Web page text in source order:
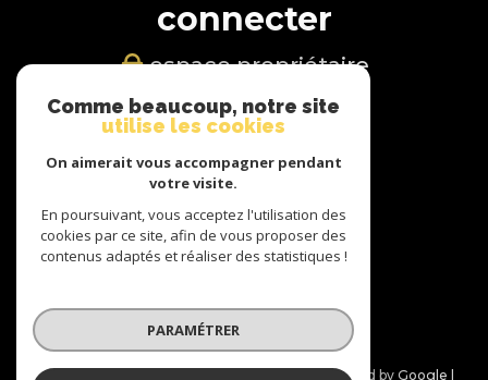
connecter
espace propriétaire
Nous
suivre
Nous
adhérons
© 2026 | Tous droits réservés | Traduction powered by Google |
Comme beaucoup, notre site
utilise les cookies
On aimerait vous accompagner pendant
votre visite.
En poursuivant, vous acceptez l'utilisation des
cookies par ce site, afin de vous proposer des
contenus adaptés et réaliser des statistiques !
PARAMÉTRER